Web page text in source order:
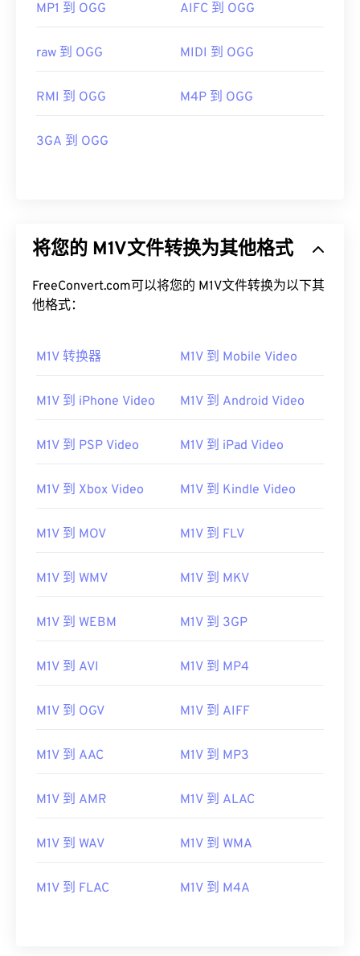
MP1 到 OGG AIFC 到 OGG
raw 到 OGG MIDI 到 OGG
RMI 到 OGG M4P 到 OGG
3GA 到 OGG
将您的 M1V文件转换为其他格式
FreeConvert.com可以将您的 M1V文件转换为以下其
他格式：
M1V 转换器 M1V 到 Mobile Video
M1V 到 iPhone Video M1V 到 Android Video
M1V 到 PSP Video M1V 到 iPad Video
M1V 到 Xbox Video M1V 到 Kindle Video
M1V 到 MOV M1V 到 FLV
M1V 到 WMV M1V 到 MKV
M1V 到 WEBM M1V 到 3GP
M1V 到 AVI M1V 到 MP4
M1V 到 OGV M1V 到 AIFF
M1V 到 AAC M1V 到 MP3
M1V 到 AMR M1V 到 ALAC
M1V 到 WAV M1V 到 WMA
M1V 到 FLAC M1V 到 M4A